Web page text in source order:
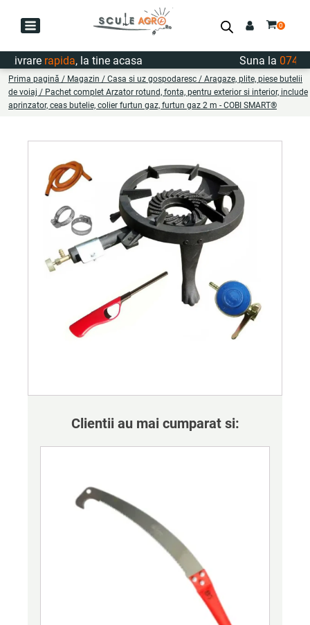
rapida, la tine acasa Suna la
Prima pagină / Magazin / Casa si uz gospodaresc / Aragaze, plite, piese butelii
de voiaj / Pachet complet Arzator rotund, fonta, pentru exterior si interior, include
aprinzator, ceas butelie, colier furtun gaz, furtun gaz 2 m - COBI SMART®
Clientii au mai cumparat si: